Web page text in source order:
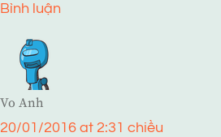
Bình luận
Vo Anh
20/01/2016 at 2:31 chiều